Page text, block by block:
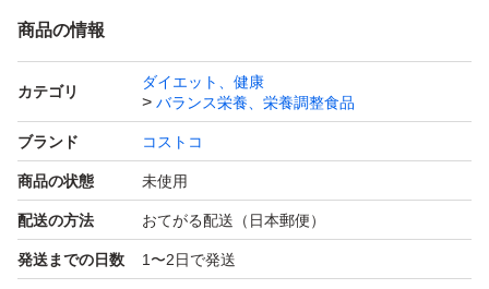
商品の情報
カテゴリ
ダイエット、健康
バランス栄養、栄養調整食品
ブランド コストコ
商品の状態 未使用
配送の方法 おてがる配送（日本郵便）
発送までの日数 1〜2日で発送